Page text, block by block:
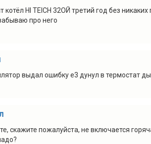
котёл HI TEICH 32ОЙ третий год без
про него
выдал ошибку е3 дунул в термостат
скажите пожалуйста, не включается